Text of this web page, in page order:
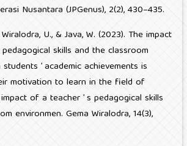
Nusantara (JPGenus), 2(2), 430–435.
U., & Java, W. (2023). The impact
skills and the classroom
’ academic achievements is
motivation to learn in the field of
of a teacher ’ s pedagogical skills
environmen. Gema Wiralodra, 14(3),